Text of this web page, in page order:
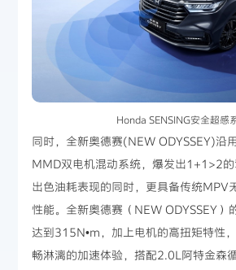
Honda SENSING安全超感
同时，全新奥德赛(NEW ODYSSEY)沿
MMD双电机混动系统，爆发出1+1>2
出色油耗表现的同时，更具备传统MPV
性能。全新奥德赛（NEW ODYSSEY）
达到315N•m，加上电机的高扭矩特性
畅淋漓的加速体验，搭配2.0L阿特金森